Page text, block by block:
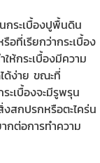
กระเบื้องปูพื้นดิน
อที่เรียกว่ากระเบื้อง
ห้กระเบื้องมีความ
ด้ง่าย ขณะที่
ะเบื้องจะมีรูพรุน
สกปรกหรือตะไคร่น
กต่อการทำความ